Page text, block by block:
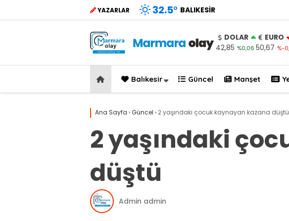
YAZARLAR 32.5° BALIKESIR
DOLAR
42,85 %0,06
EURO
50,67 %-
Balıkesir Güncel Manşet
Ana Sayfa ›Güncel › 2 yaşındaki çocuk kaynayan kazana düştü
2 yaşındaki
düştü
Admin admin